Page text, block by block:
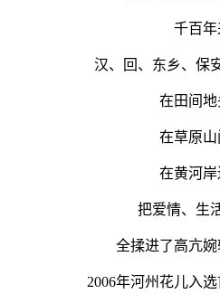
千百年
汉、回、东乡、保
在田间地
在草原山
在黄河岸
把爱情、生
全揉进了高亢
2006年河州花儿入